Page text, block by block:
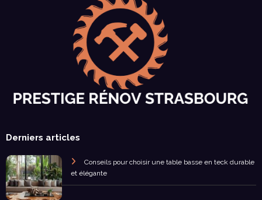
Derniers articles
Conseils pour choisir une table basse en teck durable
et élégante